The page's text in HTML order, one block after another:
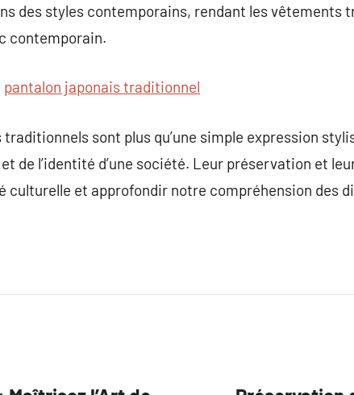
des styles contemporains, rendant les vêtements
contemporain.
pantalon japonais traditionnel
sont plus qu’une simple expression
de l’identité d’une société. Leur préservation et
culturelle et approfondir notre compréhension des